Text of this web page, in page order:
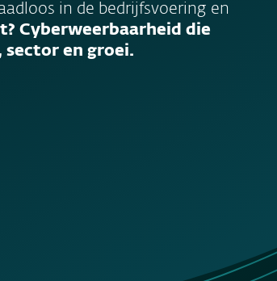
in de bedrijfsvoering en
Cyberweerbaarheid die
sector en groei.